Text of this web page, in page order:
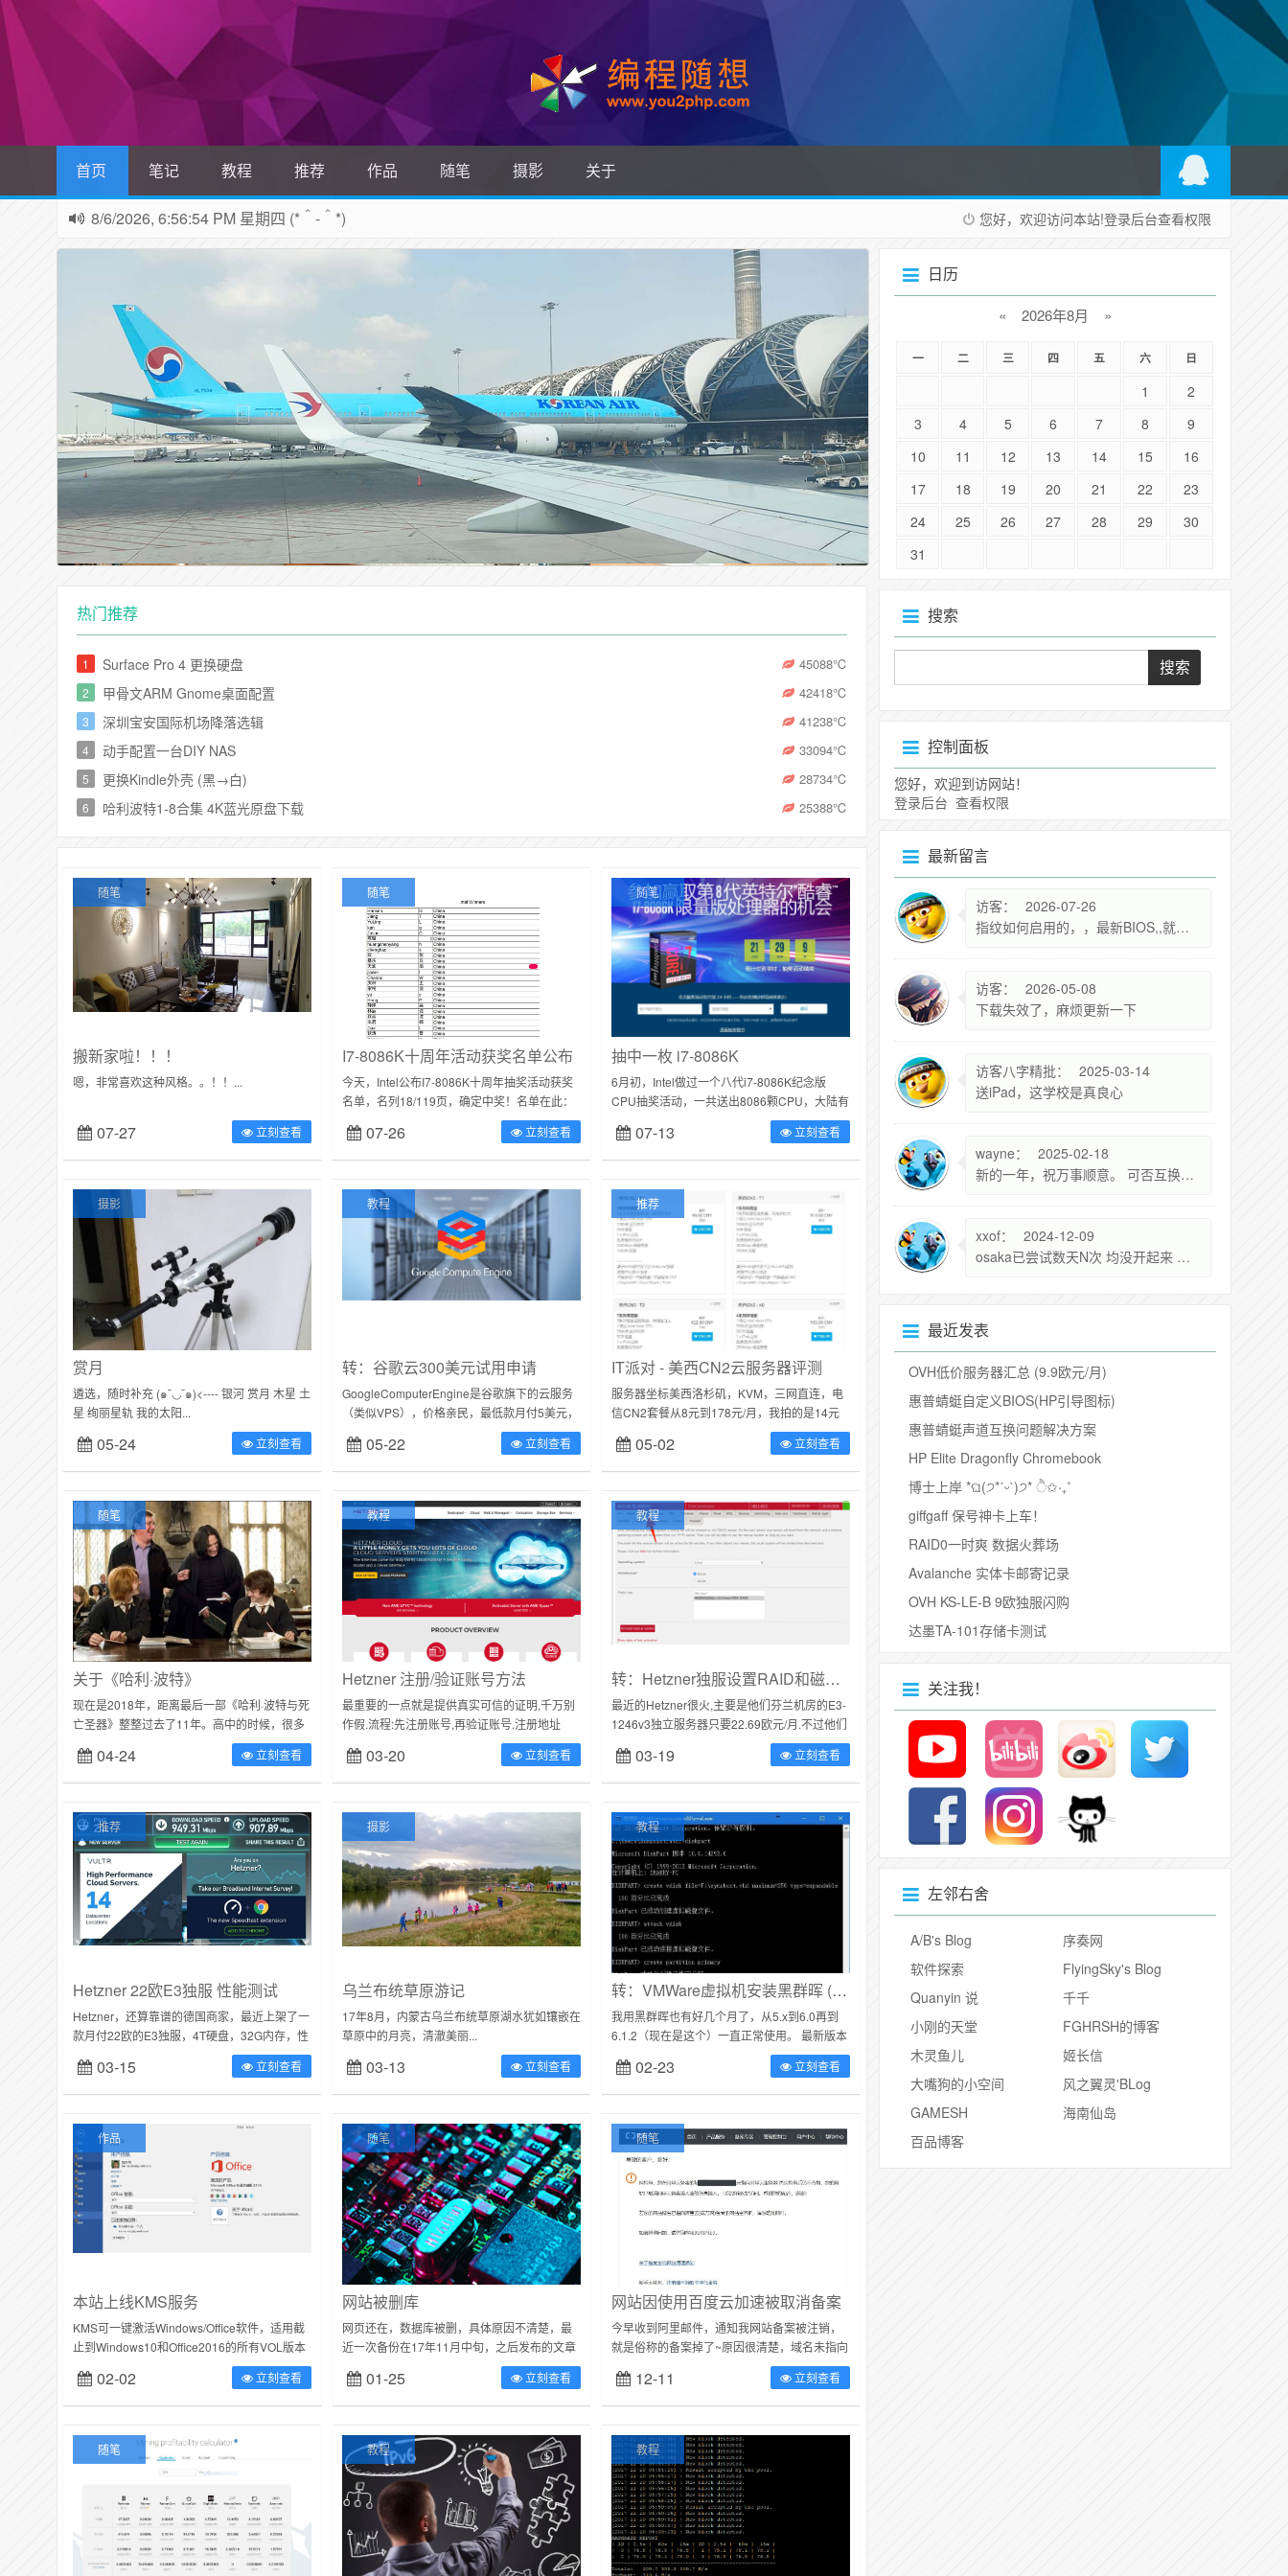
首页 笔记 教程 推荐 作品 随笔 摄影 关于
您好，欢迎访问本站!登录后台查看权限
8/6/2026, 6:56:55 PM 星期四 (*＾-＾*)
热门推荐
45088℃
1 Surface Pro 4 更换硬盘
42418℃
2 甲骨文ARM Gnome桌面配置
41238℃
3 深圳宝安国际机场降落选辑
33094℃
4 动手配置一台DIY NAS
28734℃
5 更换Kindle外壳 (黑→白)
25388℃
6 哈利波特1-8合集 4K蓝光原盘下载
随笔
搬新家啦！！！
嗯，非常喜欢这种风格。。！！...
07-27 立刻查看
随笔
I7-8086K十周年活动获奖名单公布
今天，Intel公布I7-8086K十周年抽奖活动获奖
名单，名列18/119页，确定中奖！名单在此：
07-26 立刻查看
随笔
抽中一枚 i7-8086K
6月初，Intel做过一个八代i7-8086K纪念版
CPU抽奖活动，一共送出8086颗CPU，大陆有
2000颗参与很简单，只要登陆抽奖活动网站，
填写邮箱即可（需...
07-13 立刻查看
摄影
赏月
遴选，随时补充 (๑¯◡¯๑)<---- 银河 赏月 木星 土
星 绚丽星轨 我的太阳...
05-24 立刻查看
教程
转：谷歌云300美元试用申请
GoogleComputerEngine是谷歌旗下的云服务
（类似VPS），价格亲民，最低款月付5美元，
配置自然不会太高：1核，0.6G内存10GHDD...
05-22 立刻查看
推荐
IT派对 - 美西CN2云服务器评测
服务器坐标美西洛杉矶，KVM，三网直连，电
信CN2套餐从8元到178元/月，我拍的是14元
美西CN2-T1，8元暂时无货单核CPU，256MB
内存，380MB...
05-02 立刻查看
随笔
关于《哈利·波特》
现在是2018年，距离最后一部《哈利·波特与死
亡圣器》整整过去了11年。高中的时候，很多
同学都在看这本书，因为准备高考的原因，没
有借来看对类似的魔幻小说一直没有...
04-24 立刻查看
教程
Hetzner 注册/验证账号方法
最重要的一点就是提供真实可信的证明,千万别
作假.流程:先注册账号,再验证账号.注册地址
https://www.hetzner.com/Hetzner账号验...
03-20 立刻查看
教程
转：Hetzner独服设置RAID和磁盘分区方法
最近的Hetzner很火,主要是他们芬兰机房的E3-
1246v3独立服务器只要22.69欧元/月.不过他们
的独立服务器默认是采用RAID1阵列模式,也...
03-19 立刻查看
推荐
Hetzner 22欧E3独服 性能测试
Hetzner，还算靠谱的德国商家，最近上架了一
款月付22欧的E3独服，4T硬盘，32G内存，性
价比非常高下面上配置。另外提一点，买这家
特价机器前需要验证身份，...
03-15 立刻查看
摄影
乌兰布统草原游记
17年8月，内蒙古乌兰布统草原湖水犹如镶嵌在
草原中的月亮，清澈美丽...
03-13 立刻查看
教程
转：VMWare虚拟机安装黑群晖 (DSM6.1)
我用黑群晖也有好几个月了，从5.x到6.0再到
6.1.2（现在是这个）一直正常使用。 最新版本
是6.1.3，除了解决一些漏洞，并没有什么功能
性... 02-23 立刻查看
作品
本站上线KMS服务
KMS可一键激活Windows/Office软件，适用截
止到Windows10和Office2016的所有VOL版本
详细说明、操作步骤及各版本Windows/O...
02-02 立刻查看
随笔
网站被删库
网页还在，数据库被删，具体原因不清楚，最
近一次备份在17年11月中旬，之后发布的文章
和评论全丢，悲剧。。给服务器做了一次安全
配置，安装了杀毒软件和防火墙，希望这...
01-25 立刻查看
随笔
网站因使用百度云加速被取消备案
今早收到阿里邮件，通知我网站备案被注销，
就是俗称的备案掉了~原因很清楚，域名未指向
阿里云服务器（因为网站使用了百度云加速）
无所谓，转移到境外就是了，没必要非在一...
12-11 立刻查看
随笔 教程 教程
日历
« 2026年8月 »
一 二 三 四 五 六 日
1
2
3
4 5 6 7 8
9
10
11 12 13 14 15
16
17
18 19 20 21 22
23
24
25 26 27 28 29
30
31
搜索
控制面板
您好，欢迎到访网站！
登录后台 查看权限
最新留言
访客：
2026-07-26
指纹如何启用的，，最新BIOS,,就差这
访客：
2026-05-08
下载失效了，麻烦更新一下
访客八字精批：
2025-03-14
送iPad，这学校是真良心
wayne：
2025-02-18
新的一年，祝万事顺意。 可否互换友链，新站上线，面向科技资讯，现谷歌收录200+ name: Aidea资讯脉动 link: https://Aidea.im photo:https://cravatar.cn/avatar/a561920f36aadab81600e88a5438d41b?s=300 descr: 关注最新科技动态，洞悉未来创新趋势 已加入全局Footer，望贵站成全
xxof：
2024-12-09
osaka已尝试数天N次 均没开起来 基本上每次到了ConvertPages：failed to find range 30分钟后就无响应 尝试重启无果 检查过BIOS7.2没问题 新建实例也还是不行 已经放弃了 等新的DD版本吧
最近发表
OVH低价服务器汇总 (9.9欧元/月)
惠普蜻蜓自定义BIOS(HP引导图标)
惠普蜻蜓声道互换问题解决方案
HP Elite Dragonfly Chromebook
博士上岸 *ଘ(੭*ˊᵕˋ)੭* ੈ✩‧₊˚
giffgaff 保号神卡上车！
RAID0一时爽 数据火葬场
Avalanche 实体卡邮寄记录
OVH KS-LE-B 9欧独服闪购
达墨TA-101存储卡测试
关注我！
左邻右舍
A/B's Blog
序奏网
软件探索
FlyingSky's Blog
Quanyin 说
千千
小刚的天堂
FGHRSH的博客
木灵鱼儿
姬长信
大嘴狗的小空间
风之翼灵'BLog
GAMESH
海南仙岛
百品博客